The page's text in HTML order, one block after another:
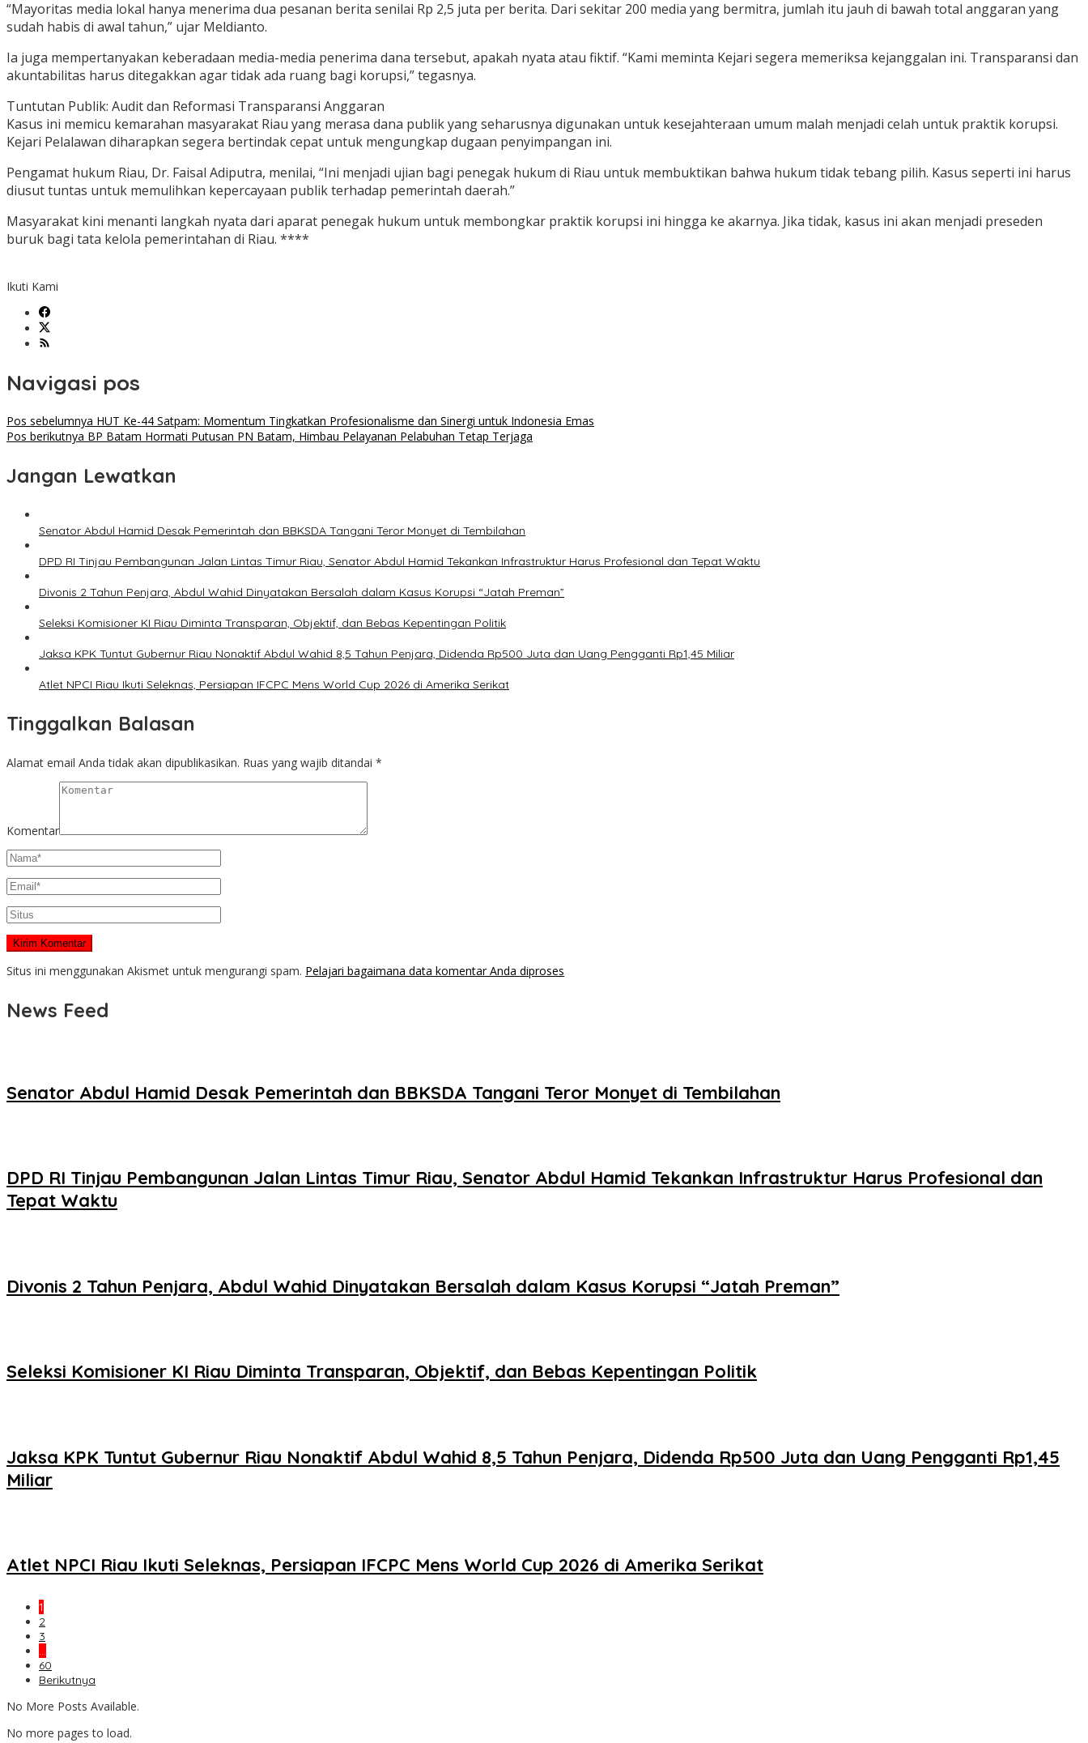
“Mayoritas media lokal hanya menerima dua pesanan berita senilai Rp 2,5 juta per berita. Dari sekitar 200 media yang bermitra, jumlah itu jauh di bawah total anggaran yang
sudah habis di awal tahun,” ujar Meldianto.
Ia juga mempertanyakan keberadaan media-media penerima dana tersebut, apakah nyata atau fiktif. “Kami meminta Kejari segera memeriksa kejanggalan ini. Transparansi dan
akuntabilitas harus ditegakkan agar tidak ada ruang bagi korupsi,” tegasnya.
Tuntutan Publik: Audit dan Reformasi Transparansi Anggaran
Kasus ini memicu kemarahan masyarakat Riau yang merasa dana publik yang seharusnya digunakan untuk kesejahteraan umum malah menjadi celah untuk praktik korupsi.
Kejari Pelalawan diharapkan segera bertindak cepat untuk mengungkap dugaan penyimpangan ini.
Pengamat hukum Riau, Dr. Faisal Adiputra, menilai, “Ini menjadi ujian bagi penegak hukum di Riau untuk membuktikan bahwa hukum tidak tebang pilih. Kasus seperti ini harus
diusut tuntas untuk memulihkan kepercayaan publik terhadap pemerintah daerah.”
Masyarakat kini menanti langkah nyata dari aparat penegak hukum untuk membongkar praktik korupsi ini hingga ke akarnya. Jika tidak, kasus ini akan menjadi preseden
buruk bagi tata kelola pemerintahan di Riau. ****
Ikuti Kami
Navigasi pos
Pos sebelumnya HUT Ke-44 Satpam: Momentum Tingkatkan Profesionalisme dan Sinergi untuk Indonesia Emas
Pos berikutnya BP Batam Hormati Putusan PN Batam, Himbau Pelayanan Pelabuhan Tetap Terjaga
Jangan Lewatkan
Senator Abdul Hamid Desak Pemerintah dan BBKSDA Tangani Teror Monyet di Tembilahan
DPD RI Tinjau Pembangunan Jalan Lintas Timur Riau, Senator Abdul Hamid Tekankan Infrastruktur Harus Profesional dan Tepat Waktu
Divonis 2 Tahun Penjara, Abdul Wahid Dinyatakan Bersalah dalam Kasus Korupsi “Jatah Preman”
Seleksi Komisioner KI Riau Diminta Transparan, Objektif, dan Bebas Kepentingan Politik
Jaksa KPK Tuntut Gubernur Riau Nonaktif Abdul Wahid 8,5 Tahun Penjara, Didenda Rp500 Juta dan Uang Pengganti Rp1,45 Miliar
Atlet NPCI Riau Ikuti Seleknas, Persiapan IFCPC Mens World Cup 2026 di Amerika Serikat
Tinggalkan Balasan
Alamat email Anda tidak akan dipublikasikan. Ruas yang wajib ditandai *
Komentar
Situs ini menggunakan Akismet untuk mengurangi spam. Pelajari bagaimana data komentar Anda diproses
News Feed
Senator Abdul Hamid Desak Pemerintah dan BBKSDA Tangani Teror Monyet di Tembilahan
DPD RI Tinjau Pembangunan Jalan Lintas Timur Riau, Senator Abdul Hamid Tekankan Infrastruktur Harus Profesional dan
Tepat Waktu
Divonis 2 Tahun Penjara, Abdul Wahid Dinyatakan Bersalah dalam Kasus Korupsi “Jatah Preman”
Seleksi Komisioner KI Riau Diminta Transparan, Objektif, dan Bebas Kepentingan Politik
Jaksa KPK Tuntut Gubernur Riau Nonaktif Abdul Wahid 8,5 Tahun Penjara, Didenda Rp500 Juta dan Uang Pengganti Rp1,45
Miliar
Atlet NPCI Riau Ikuti Seleknas, Persiapan IFCPC Mens World Cup 2026 di Amerika Serikat
1
2
3
…
60
Berikutnya
No More Posts Available.
No more pages to load.